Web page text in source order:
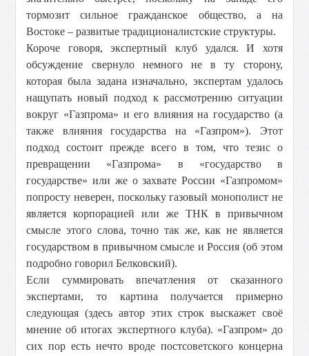
тормозит сильное гражданское общество, а на
Востоке – развитые традиционалистские структуры.
Короче говоря, экспертный клуб удался. И хотя
обсуждение свернуло немного не в ту сторону,
которая была задана изначально, экспертам удалось
нащупать новый подход к рассмотрению ситуации
вокруг «Газпрома» и его влияния на государство (а
также влияния государства на «Газпром»). Этот
подход состоит прежде всего в том, что тезис о
превращении «Газпрома» в «государство в
государстве» или же о захвате России «Газпромом»
попросту неверен, поскольку газовый монополист не
является корпорацией или же ТНК в привычном
смысле этого слова, точно так же, как не является
государством в привычном смысле и Россия (об этом
подробно говорил Белковский).
Если суммировать впечатления от сказанного
экспертами, то картина получается примерно
следующая (здесь автор этих строк выскажет своё
мнение об итогах экспертного клуба). «Газпром» до
сих пор есть нечто вроде постсоветского концерна